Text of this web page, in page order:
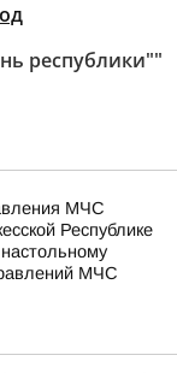
республики""
МЧС
Республике
МЧС